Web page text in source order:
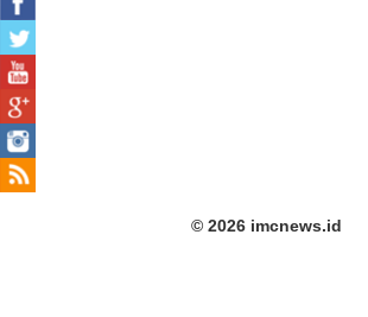
© 2026 imcnews.id